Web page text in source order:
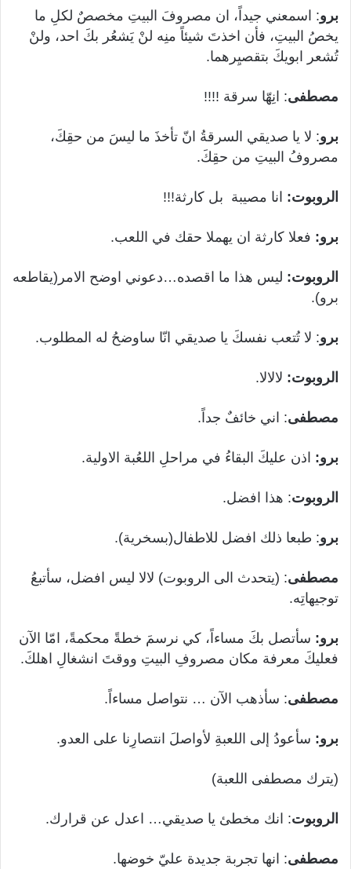
برو: اسمعني جيداً، ان مصروفَ البيتِ مخصصٌ لكلِ ما
يخصُ البيتِ، فأن اخذتَ شيئاً منِه لنْ يَشعُر بكَ احد، ولنْ
تُشعر ابويكَ بتقصيِرهما.
مصطفى: انِهّا سرقة !!!!
برو: لا يا صديقي السرقةُ انّ تأخذَ ما ليسَ من حقِكَ،
مصروفُ البيتِ من حقِكَ.
الروبوت: انا مصيبة بل كارثة!!!
برو: فعلا كارثة ان يهملا حقك في اللعب.
الروبوت: ليس هذا ما اقصده…دعوني اوضح الامر(يقاطعه
برو).
برو: لا تُتعب نفسكَ يا صديقي انّا ساوضحُ له المطلوب.
الروبوت: لالالا.
مصطفى: اني خائفٌ جداً.
برو: اذن عليكَ البقاءُ في مراحلِ اللعُبة الاولية.
الروبوت: هذا افضل.
برو: طبعا ذلك افضل للاطفال(بسخرية).
مصطفى: (يتحدث الى الروبوت) لالا ليس افضل، سأتبعُ
توجيهاتِه.
برو: سأتصل بكَ مساءاً، كي نرسمَ خطةً محكمةً، امّا الآن
فعليكَ معرفة مكان مصروفِ البيتِ ووقتَ انشغالِ اهلكَ.
مصطفى: سأذهب الآن … نتواصل مساءاً.
برو: سأعودُ إلى اللعبةِ لأواصلَ انتصارِنا على العدو.
(يترك مصطفى اللعبة)
الروبوت: انك مخطئ يا صديقي… اعدل عن قرارك.
مصطفى: انها تجربة جديدة عليّ خوضها.